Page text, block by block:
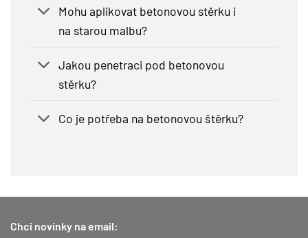
Mohu aplikovat betonovou stěrku i
na starou malbu?
Jakou penetraci pod betonovou
stěrku?
Co je potřeba na betonovou štěrku?
Chci novinky na email: